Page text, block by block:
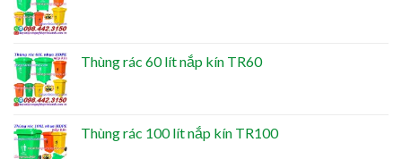
Thùng rác 60 lít nắp kín TR60
Thùng rác 100 lít nắp kín TR100